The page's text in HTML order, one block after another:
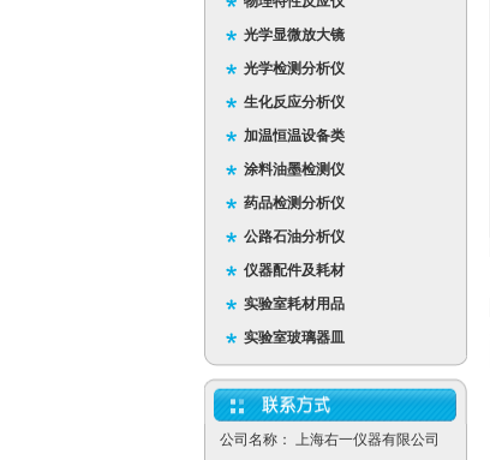
光学显微放大镜
光学检测分析仪
生化反应分析仪
加温恒温设备类
涂料油墨检测仪
药品检测分析仪
公路石油分析仪
仪器配件及耗材
实验室耗材用品
实验室玻璃器皿
公司名称： 上海右一仪器有限公司